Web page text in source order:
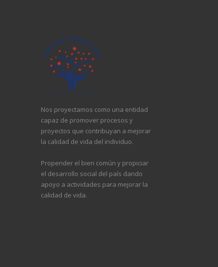
Nos proyectamos como una entidad
capaz de promover procesos y
proyectos que contribuyan a mejorar
la calidad de vida del individuo.
Propender el bien común y propiciar
el desarrollo social del país dando
apoyo a actividades para mejorar la
calidad de vida.